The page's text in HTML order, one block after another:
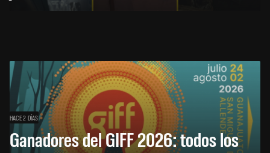
HACE 2 DÍAS
Ganadores del GIFF 2026: todos los